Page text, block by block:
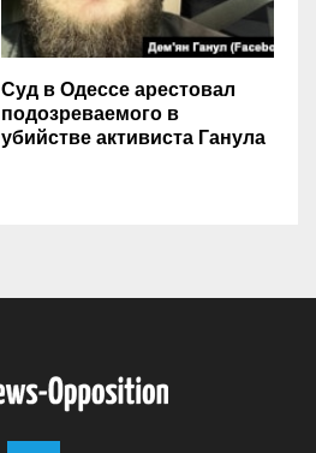
Суд в Одессе арестовал
подозреваемого в
убийстве активиста Ганула